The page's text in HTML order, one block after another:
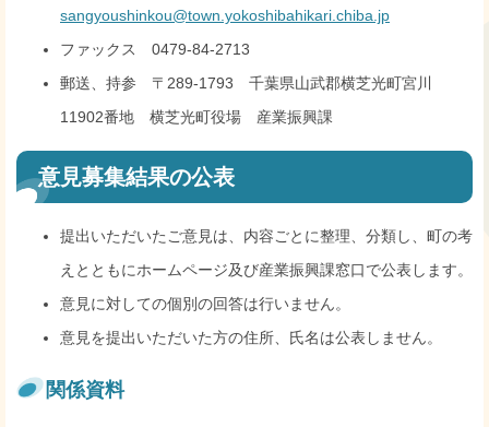
sangyoushinkou@town.yokoshibahikari.chiba.jp
ファックス 0479-84-2713
郵送、持参 〒289-1793 千葉県山武郡横芝光町宮川
11902番地 横芝光町役場 産業振興課
意見募集結果の公表
提出いただいたご意見は、内容ごとに整理、分類し、町の考
えとともにホームページ及び産業振興課窓口で公表します。
意見に対しての個別の回答は行いません。
意見を提出いただいた方の住所、氏名は公表しません。
関係資料